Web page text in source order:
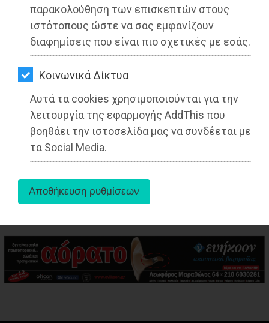
παρακολούθηση των επισκεπτών στους
ιστότοπους ώστε να σας εμφανίζουν
διαφημίσεις που είναι πιο σχετικές με εσάς.
Kοινωνικά Δίκτυα
Αυτά τα cookies χρησιμοποιούνται για την
λειτουργία της εφαρμογής AddThis που
βοηθάει την ιστοσελίδα μας να συνδέεται με
τα Social Media.
ΕΦΗΜΕΡΙΔΕΣ
OΔΗΓΟΣ
ΑΓΟΡΑΣ
ΨΙΘΥΡΟΙ
ΑΠΟΣΤΟΛΗ
ΑΡΘΡΩΝ
29-06-2022
Από τo Dimotisnews
aboutus
Ελλάδα ,